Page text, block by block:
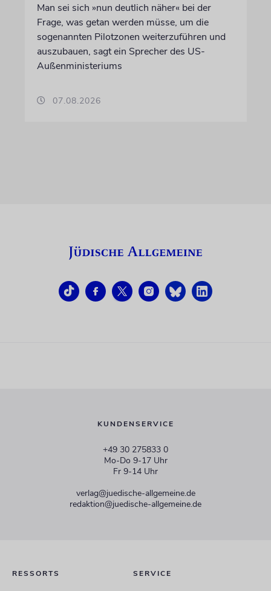
Man sei sich »nun deutlich näher« bei der
Frage, was getan werden müsse, um die
sogenannten Pilotzonen weiterzuführen und
auszubauen, sagt ein Sprecher des US-
Außenministeriums
07.08.2026
KUNDENSERVICE
+49 30 275833 0
Mo-Do 9-17 Uhr
Fr 9-14 Uhr
verlag@juedische-allgemeine.de
redaktion@juedische-allgemeine.de
RESSORTS SERVICE